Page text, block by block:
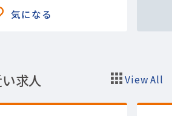
求人 View All